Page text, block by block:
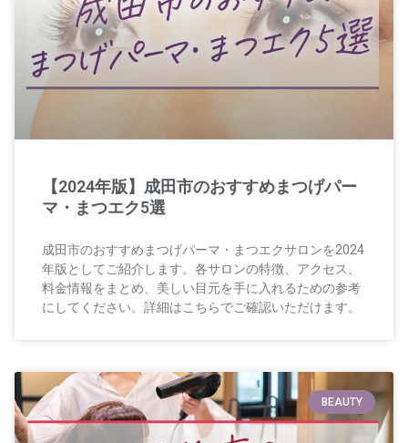
【2024年版】成田市のおすすめまつげパー
マ・まつエク5選
成田市のおすすめまつげパーマ・まつエクサロンを2024
年版としてご紹介します。各サロンの特徴、アクセス、
料金情報をまとめ、美しい目元を手に入れるための参考
にしてください。詳細はこちらでご確認いただけます。
BEAUTY